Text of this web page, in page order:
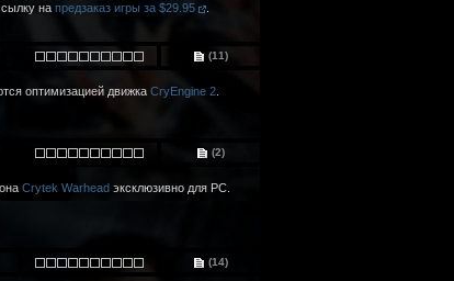
на предзаказ игры за $29.95
.
(11)
оптимизацией движка CryEngine 2.
(2)
Crytek Warheadэксклюзивно для PC.
(14)